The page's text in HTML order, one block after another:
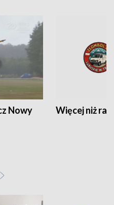
Nowy
Więcej niż rajd